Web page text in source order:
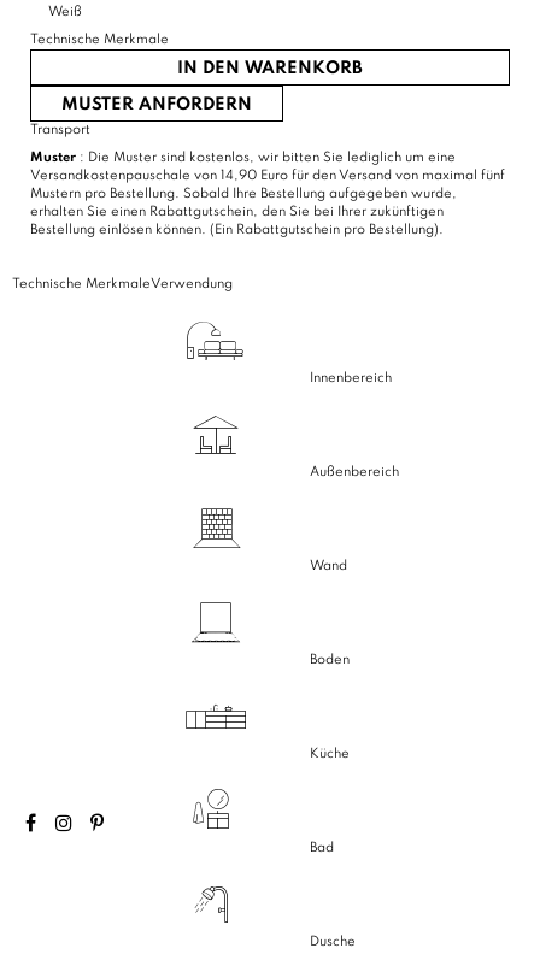
Weiß
Technische Merkmale
IN DEN WARENKORB
MUSTER ANFORDERN
Transport
Muster : Die Muster sind kostenlos, wir bitten Sie lediglich um eine
Versandkostenpauschale von 14,90 Euro für den Versand von maximal fünf
Mustern pro Bestellung. Sobald Ihre Bestellung aufgegeben wurde,
erhalten Sie einen Rabattgutschein, den Sie bei Ihrer zukünftigen
Bestellung einlösen können. (Ein Rabattgutschein pro Bestellung).
Technische MerkmaleVerwendung
Innenbereich
Außenbereich
Wand
Boden
Küche
Bad
Dusche